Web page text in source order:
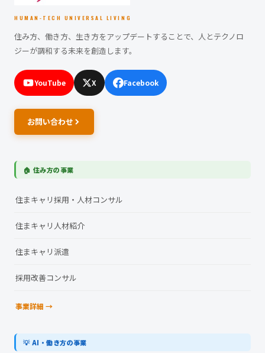
HUMAN-TECH UNIVERSAL LIVING
住み方、働き方、生き方をアップデートすることで、人とテクノロ
ジーが調和する未来を創造します。
YouTube X Facebook
お問い合わせ
🏠 住み方の事業
住まキャリ採用・人材コンサル
住まキャリ人材紹介
住まキャリ派遣
採用改善コンサル
事業詳細 →
💡 AI・働き方の事業